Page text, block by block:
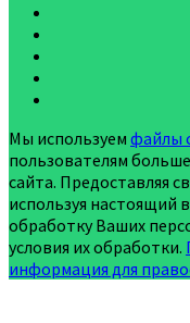
Мы используем файлы
пользователям
сайта. Предоставляя
используя настоящий
обработку Ваших
условия их обработки.
информация для